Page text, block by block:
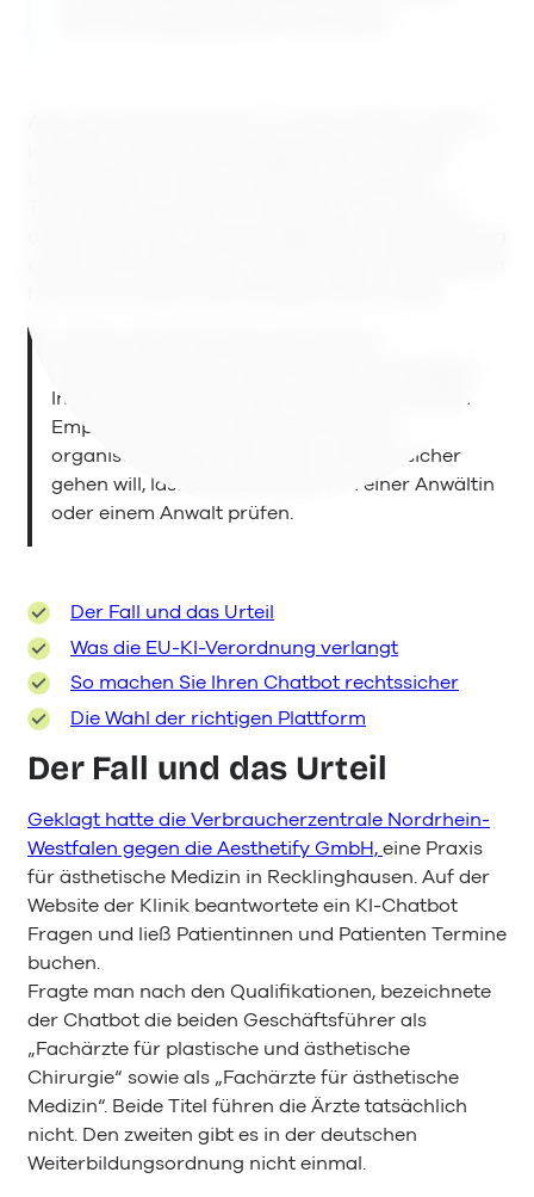
Informationen zum Urteil zusammen und gibt
Empfehlungen für die technische und
organisatorische Praxis. Wer rechtlich sicher
gehen will, lässt den Einzelfall von einer Anwältin
oder einem Anwalt prüfen.
Der Fall und das Urteil
Was die EU-KI-Verordnung verlangt
So machen Sie Ihren Chatbot rechtssicher
Die Wahl der richtigen Plattform
Der Fall und das Urteil
Geklagt hatte die Verbraucherzentrale Nordrhein-
Westfalen gegen die Aesthetify GmbH,eine Praxis
für ästhetische Medizin in Recklinghausen. Auf der
Website der Klinik beantwortete ein KI-Chatbot
Fragen und ließ Patientinnen und Patienten Termine
buchen.
Fragte man nach den Qualifikationen, bezeichnete
der Chatbot die beiden Geschäftsführer als
„Fachärzte für plastische und ästhetische
Chirurgie“ sowie als „Fachärzte für ästhetische
Medizin“. Beide Titel führen die Ärzte tatsächlich
nicht. Den zweiten gibt es in der deutschen
Weiterbildungsordnung nicht einmal.